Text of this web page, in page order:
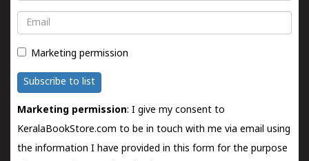
Email
Marketing permission
Subscribe to list
Marketing permission: I give my consent to
KeralaBookStore.com to be in touch with me via email using
the information I have provided in this form for the purpose